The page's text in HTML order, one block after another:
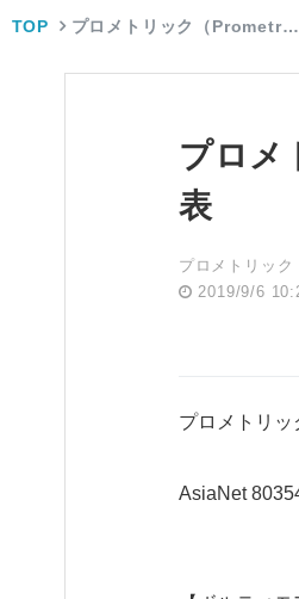
TOP プロメトリック（Prometr…
プロメ
表
プロメトリック
2019/9/6
プロメトリ
AsiaNet